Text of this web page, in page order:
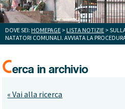
DOVE SEI: HOMEPAGE > LISTA NOTIZIE >
NATATORI COMUNALI. AVVIATA LA
« Vai alla ricerca